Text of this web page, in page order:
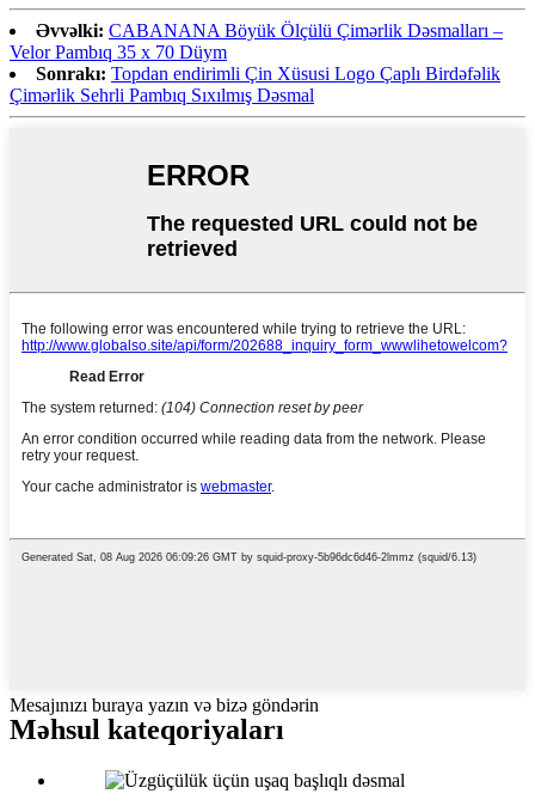
Əvvəlki: CABANANA Böyük Ölçülü Çimərlik Dəsmalları –
Velor Pambıq 35 x 70 Düym
Sonrakı: Topdan endirimli Çin Xüsusi Logo Çaplı Birdəfəlik
Çimərlik Sehrli Pambıq Sıxılmış Dəsmal
Mesajınızı buraya yazın və bizə göndərin
Məhsul kateqoriyaları